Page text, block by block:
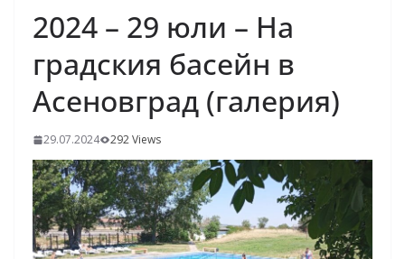
2024 – 29 юли – На
градския басейн в
Асеновград (галерия)
29.07.2024 292 Views